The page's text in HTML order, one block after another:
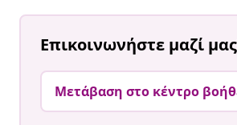
Επικοινωνήστε μαζί
Μετάβαση στο κέντρο